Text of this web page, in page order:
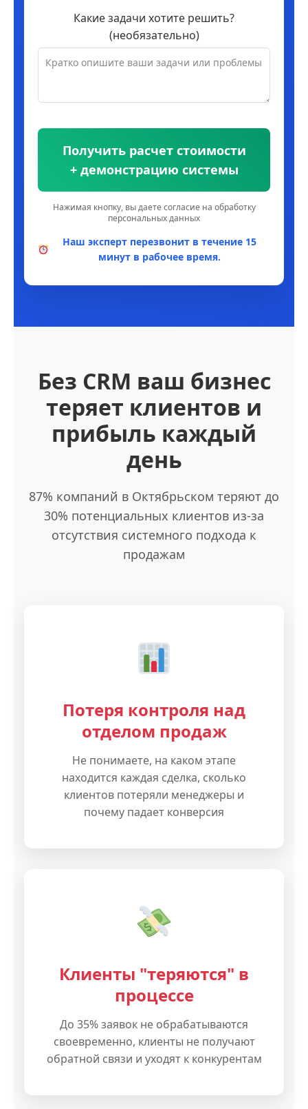
Какие задачи хотите решить?
(необязательно)
Получить расчет стоимости
+ демонстрацию системы
Нажимая кнопку, вы даете согласие на обработку
персональных данных
Наш эксперт перезвонит в течение 15
минут в рабочее время.
Без CRM ваш бизнес
теряет клиентов и
прибыль каждый
день
87% компаний в Октябрьском теряют до
30% потенциальных клиентов из-за
отсутствия системного подхода к
продажам
Потеря контроля над
отделом продаж
Не понимаете, на каком этапе
находится каждая сделка, сколько
клиентов потеряли менеджеры и
почему падает конверсия
Клиенты "теряются" в
процессе
До 35% заявок не обрабатываются
своевременно, клиенты не получают
обратной связи и уходят к конкурентам